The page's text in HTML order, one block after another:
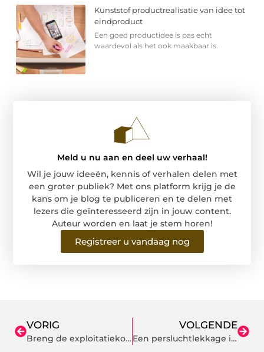
Kunststof productrealisatie van idee tot
eindproduct
Een goed productidee is pas echt
waardevol als het ook maakbaar is.
Meld u nu aan en deel uw verhaal!
Wil je jouw ideeën, kennis of verhalen delen met
een groter publiek? Met ons platform krijg je de
kans om je blog te publiceren en te delen met
lezers die geïnteresseerd zijn in jouw content.
Auteur worden en laat je stem horen!
Registreer u vandaag nog
VORIG
Breng de exploitatiekosten van uw vastgoed in kaart
VOLGENDE
Een persluchtlekkage is snel opgelost en bespaart u veel geld